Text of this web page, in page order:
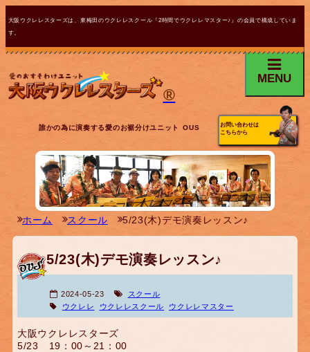
大阪ウクレレスターズは、東梅田のウクレレスクール『2時間でウクレレマスター♪』の会員で構成していま
す。
®
MENU
誰かの為に演奏する愛のお裾分けユニット OUS
お問い合わせは
こちらから
ホーム スクール 5/23(木)デモ演奏レッスン♪
5/23(木)デモ演奏レッスン♪
2024-05-23
スクール
ウクレレ
ウクレレスクール ウクレレマスター
大阪ウクレレスターズ
5/23 19：00～21：00